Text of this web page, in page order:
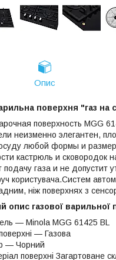
Опис
поверхня "газ на
поверхность MGG
неизменно элегантен,
любой формы и
кастрюль и сковородок
подачу газа и не допустит
користувача.Систем
ніж поверхнях з
опис газової варильної
— Minola MGG 61425 BL
— Газова
— Чорний
поверхні Загартоване